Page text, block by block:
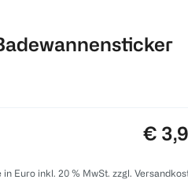
€
in Euro inkl. 20 % MwSt. zzgl.